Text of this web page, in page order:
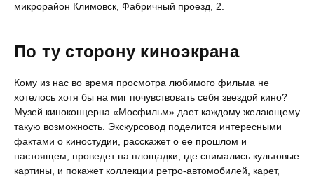
микрорайон Климовск, Фабричный проезд, 2.
По ту сторону киноэкрана
Кому из нас во время просмотра любимого фильма не
хотелось хотя бы на миг почувствовать себя звездой кино?
Музей киноконцерна «Мосфильм» дает каждому желающему
такую возможность. Экскурсовод поделится интересными
фактами о киностудии, расскажет о ее прошлом и
настоящем, проведет на площадки, где снимались культовые
картины, и покажет коллекции ретро-автомобилей, карет,